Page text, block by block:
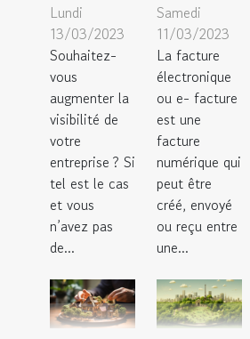
Lundi
13/03/2023
Souhaitez-
vous
augmenter la
visibilité de
votre
entreprise ? Si
tel est le cas
et vous
n’avez pas
de...
Samedi
11/03/2023
La facture
électronique
ou e- facture
est une
facture
numérique qui
peut être
créé, envoyé
ou reçu entre
une...